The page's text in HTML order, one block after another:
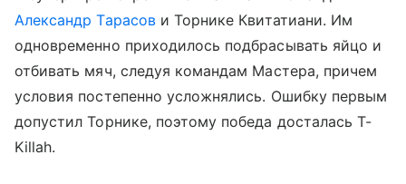
Александр Тарасови Торнике Квитатиани. Им
одновременно приходилось подбрасывать яйцо и
отбивать мяч, следуя командам Мастера, причем
условия постепенно усложнялись. Ошибку первым
допустил Торнике, поэтому победа досталась T-
Killah.